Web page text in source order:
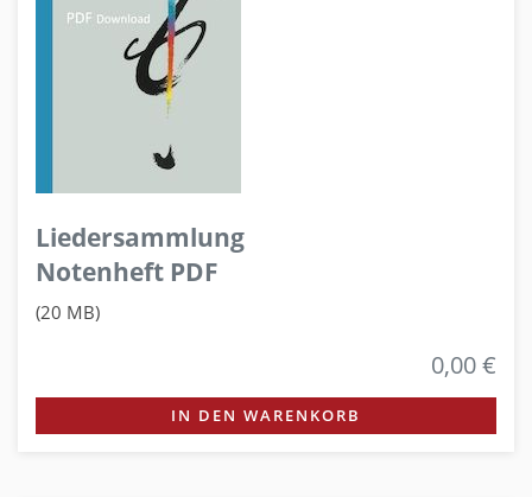
Liedersammlung
Notenheft PDF
(20 MB)
0,00 €
IN DEN WARENKORB